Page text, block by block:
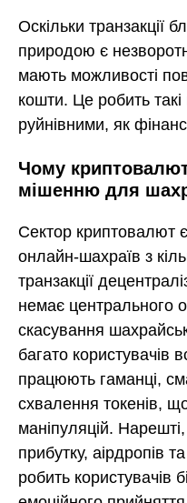
Оскільки транзакції
природою є
мають можливості
кошти. Це робить
руйнівними, як
Чому
мішенню для
Сектор криптовалют
онлайн-шахраїв з
транзакції
немає центрального
скасування
багато користувачів
працюють гаманці,
схвалення токенів,
маніпуляцій.
прибутку, аірдропів
робить користувачів